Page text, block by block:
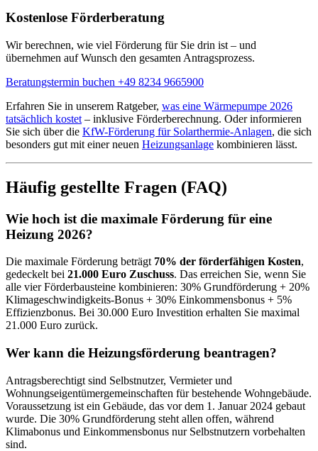
Kostenlose Förderberatung
Wir berechnen, wie viel Förderung für Sie drin ist – und
übernehmen auf Wunsch den gesamten Antragsprozess.
Beratungstermin buchen +49 8234 9665900
Erfahren Sie in unserem Ratgeber, was eine Wärmepumpe 2026
tatsächlich kostet – inklusive Förderberechnung. Oder informieren
Sie sich über die KfW-Förderung für Solarthermie-Anlagen, die sich
besonders gut mit einer neuen Heizungsanlage kombinieren lässt.
Häufig gestellte Fragen (FAQ)
Wie hoch ist die maximale Förderung für eine
Heizung 2026?
Die maximale Förderung beträgt 70% der förderfähigen Kosten,
gedeckelt bei 21.000 Euro Zuschuss. Das erreichen Sie, wenn Sie
alle vier Förderbausteine kombinieren: 30% Grundförderung + 20%
Klimageschwindigkeits-Bonus + 30% Einkommensbonus + 5%
Effizienzbonus. Bei 30.000 Euro Investition erhalten Sie maximal
21.000 Euro zurück.
Wer kann die Heizungsförderung beantragen?
Antragsberechtigt sind Selbstnutzer, Vermieter und
Wohnungseigentümergemeinschaften für bestehende Wohngebäude.
Voraussetzung ist ein Gebäude, das vor dem 1. Januar 2024 gebaut
wurde. Die 30% Grundförderung steht allen offen, während
Klimabonus und Einkommensbonus nur Selbstnutzern vorbehalten
sind.